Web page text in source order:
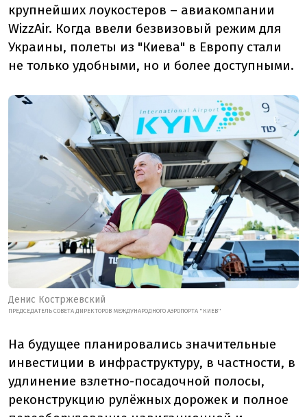
крупнейших лоукостеров – авиакомпании
WizzAir. Когда ввели безвизовый режим для
Украины, полеты из "Киева" в Европу стали
не только удобными, но и более доступными.
Денис Костржевский
ПРЕДСЕДАТЕЛЬ СОВЕТА ДИРЕКТОРОВ МЕЖДУНАРОДНОГО АЭРОПОРТА "КИЕВ"
На будущее планировались значительные
инвестиции в инфраструктуру, в частности, в
удлинение взлетно-посадочной полосы,
реконструкцию рулёжных дорожек и полное